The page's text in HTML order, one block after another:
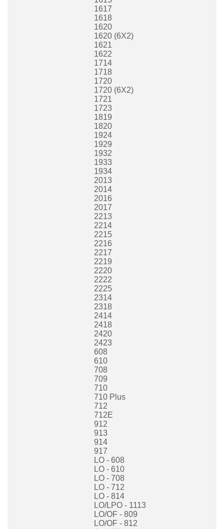
1617
1618
1620
1620 (6X2)
1621
1622
1714
1718
1720
1720 (6X2)
1721
1723
1819
1820
1924
1929
1932
1933
1934
2013
2014
2016
2017
2213
2214
2215
2216
2217
2219
2220
2222
2225
2314
2318
2414
2418
2420
2423
608
610
708
709
710
710 Plus
712
712E
912
913
914
917
LO - 608
LO - 610
LO - 708
LO - 712
LO - 814
LO/LPO - 1113
LO/OF - 809
LO/OF - 812